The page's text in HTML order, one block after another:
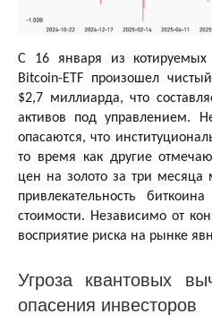
С 16 января из
Bitcoin-ETF произошел
$2,7 миллиарда, что
активов под управлением.
опасаются, что
то время как другие
цен на золото за три месяца
привлекательность
стоимости. Независимо от
восприятие риска на рынке
Угроза квантовых
опасения инвесторов